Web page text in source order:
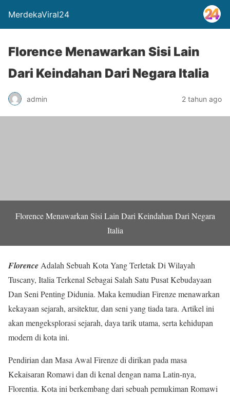
MerdekaViral24
Florence Menawarkan Sisi Lain
Dari Keindahan Dari Negara Italia
admin 2 tahun ago
Florence Menawarkan Sisi Lain Dari Keindahan Dari Negara
Italia
Florence Adalah Sebuah Kota Yang Terletak Di Wilayah
Tuscany, Italia Terkenal Sebagai Salah Satu Pusat Kebudayaan
Dan Seni Penting Didunia. Maka kemudian Firenze menawarkan
kekayaan sejarah, arsitektur, dan seni yang tiada tara. Artikel ini
akan mengeksplorasi sejarah, daya tarik utama, serta kehidupan
modern di kota ini.
Pendirian dan Masa Awal Firenze di dirikan pada masa
Kekaisaran Romawi dan di kenal dengan nama Latin-nya,
Florentia. Kota ini berkembang dari sebuah pemukiman Romawi